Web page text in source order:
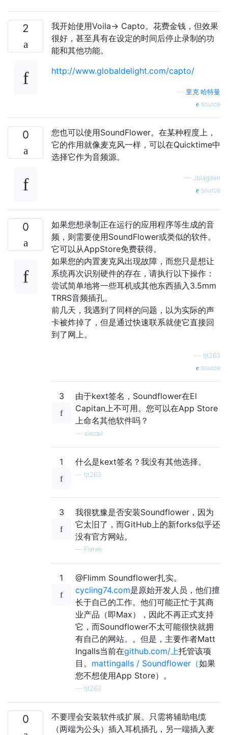
2
我开始使用Voila-> Capto。花费金钱，但效果
很好，甚至具有在设定的时间后停止录制的功
能和其他功能。
http://www.globaldelight.com/capto/
里克·哈特曼
source
0
您也可以使用SoundFlower。在某种程度上，
它的作用就像麦克风一样，可以在Quicktime中
选择它作为音频源。
— Jblagden
source
0
如果您想录制正在运行的应用程序等生成的音
频，则需要使用SoundFlower或类似的软件。
它可以从AppStore免费获得。
如果您的内置麦克风出现故障，而您只是想让
系统再次识别硬件的存在，请执行以下操作：
尝试简单地将一些耳机或其他东西插入3.5mm
TRRS音频插孔。
前几天，我遇到了同样的问题，以为实际的声
卡被炸掉了，但是通过快速联系就使它直接回
到了网上。
tjt263
source
3
由于kext签名，Soundflower在El
Capitan上不可用。您可以在App Store
上命名其他软件吗？
alecail
1 什么是kext签名？我没有其他选择。
tjt263
3
我很犹豫是否安装Soundflower，因为
它太旧了，而GitHub上的新forks似乎还
没有官方网站。
— Flimm
1
@Flimm Soundflower扎实。
cycling74.com是原始开发人员，他们擅
长于自己的工作。他们可能正忙于其商
业产品（即Max），因此不再正式支持
它，而Soundflower不太可能很快就拥
有自己的网站。。但是，主要作者Matt
Ingalls当前在github.com/上托管该项
目。 mattingalls / Soundflower（如果
您不想使用App Store）。
tjt263
0
不要理会安装软件或扩展。只需将辅助电缆
（两端为公头）插入耳机插孔，另一端插入麦